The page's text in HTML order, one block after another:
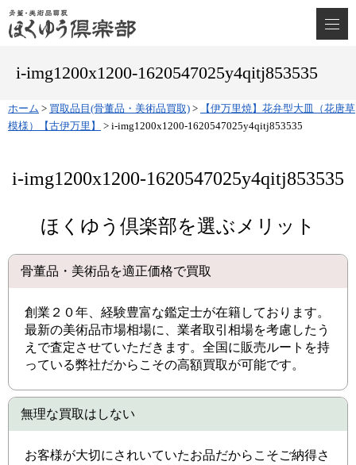
i-img1200x1200-1620547025y4qitj853535
ホーム > 買取品目(骨董品・美術品買取) >
【伊万里焼】花弁型大皿（花唐草
模様）【古伊万里】
> i-img1200x1200-1620547025y4qitj853535
i-img1200x1200-1620547025y4qitj853535
ほくゆう倶楽部を選ぶメリット
骨董品・美術品を適正価格で買取
創業２０年、経験豊富な鑑定士が在籍しております。
最新の美術品市場相場に、業者取引相場を考慮したう
えで査定させていただきます。全国に販売ルートを持
っている弊社だからこその高額買取が可能です。
無理な買取はしない
お客様が大切にされいていたお品だからこそご納得さ